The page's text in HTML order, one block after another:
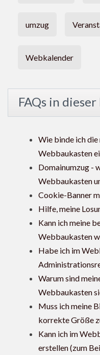
umzug
Webkalender
FAQs in
Wie binde ich die
Webbaukasten
Domainumzug -
Webbaukasten
Cookie-Banner
Hilfe, meine
Kann ich meine
Webbaukasten
Habe ich im
Warum sind
Webbaukasten
Muss ich meine
korrekte Größe
Kann ich im
erstellen (zum